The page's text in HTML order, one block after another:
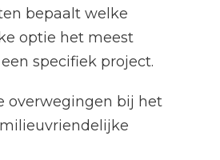
bepaalt welke
optie het meest
specifiek project.
overwegingen bij het